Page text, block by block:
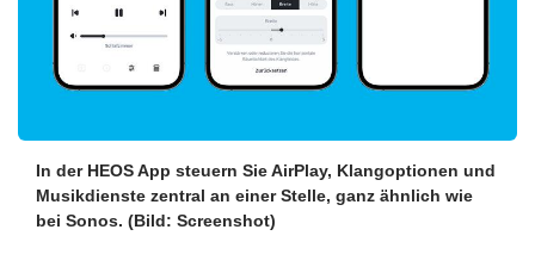
In der HEOS App steuern Sie AirPlay, Klangoptionen und
Musikdienste zentral an einer Stelle, ganz ähnlich wie
bei Sonos. (Bild: Screenshot)